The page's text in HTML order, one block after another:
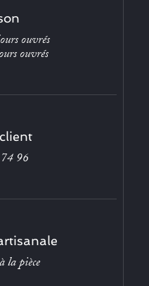
ouvrés
ouvrés
96
la pièce